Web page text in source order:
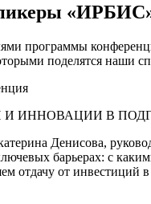
программы
поделятся наши
И ИННОВАЦИИ В
Денисова,
барьерах: с
отдачу от инвестиций